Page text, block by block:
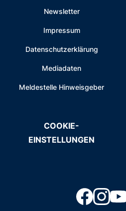
Newsletter
Impressum
Datenschutzerklärung
Mediadaten
Meldestelle Hinweisgeber
COOKIE-
EINSTELLUNGEN